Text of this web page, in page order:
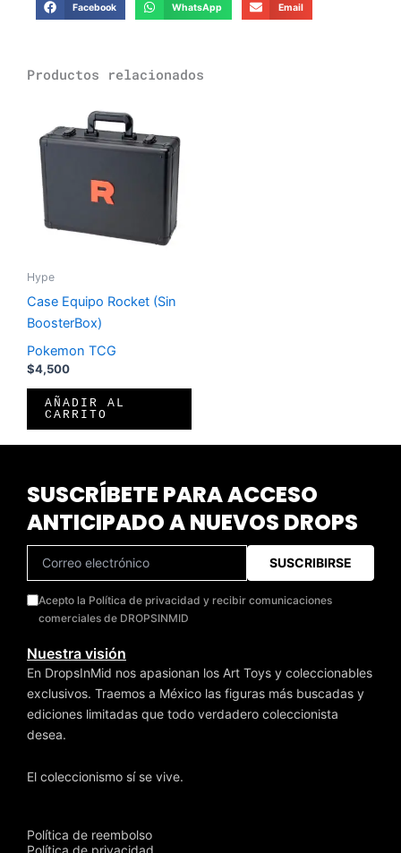
Facebook WhatsApp Email
Productos relacionados
Hype
Case Equipo Rocket (Sin
BoosterBox)
Pokemon TCG
$4,500
AÑADIR AL
CARRITO
SUSCRÍBETE PARA ACCESO
ANTICIPADO A NUEVOS DROPS
SUSCRIBIRSE
Acepto la Política de privacidad y recibir comunicaciones
comerciales de DROPSINMID
Nuestra visión
En DropsInMid nos apasionan los Art Toys y coleccionables
exclusivos. Traemos a México las figuras más buscadas y
ediciones limitadas que todo verdadero coleccionista
desea.
El coleccionismo sí se vive.
Política de reembolso
Política de privacidad